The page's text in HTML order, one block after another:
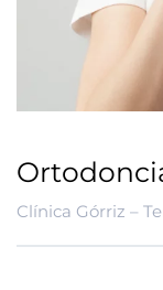
Clínica Górriz –